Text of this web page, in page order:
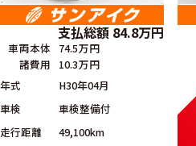
支払総額 84.8万円
車両本体
74.5万円
諸費用
10.3万円
年式
H30年04月
車検
車検整備付
走行距離
49,100km